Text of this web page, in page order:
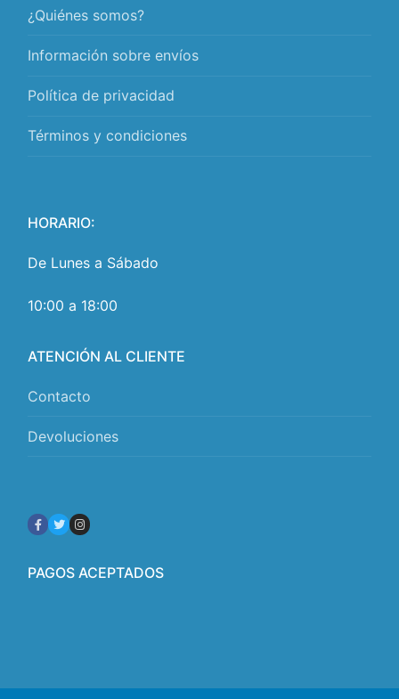
¿Quiénes somos?
Información sobre envíos
Política de privacidad
Términos y condiciones
HORARIO:
De Lunes a Sábado
10:00 a 18:00
ATENCIÓN AL CLIENTE
Contacto
Devoluciones
PAGOS ACEPTADOS